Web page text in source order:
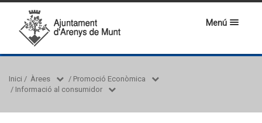
Menú
Inici / Àrees / Promoció Econòmica
/ Informació al consumidor